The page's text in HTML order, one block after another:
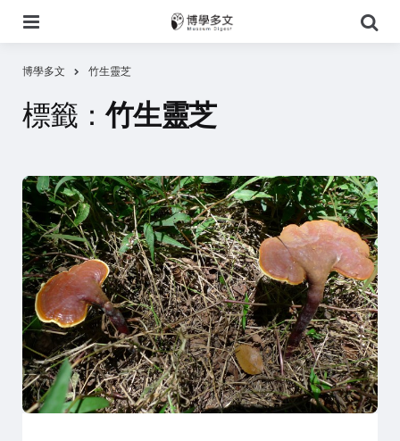
尋
博學多文 竹生靈芝
標籤：竹生靈芝